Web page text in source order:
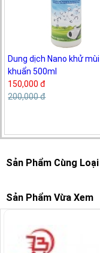
Dung dịch Nano khử
khuẩn 500ml
150,000 đ
200,000 đ
Sản Phẩm Cùng Loại
Sản Phẩm Vừa Xem